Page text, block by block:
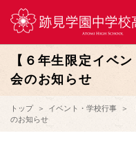
【６年生限定イベ
会のお知らせ
トップ イベント・学校行事
のお知らせ